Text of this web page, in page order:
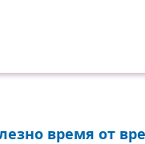
время от